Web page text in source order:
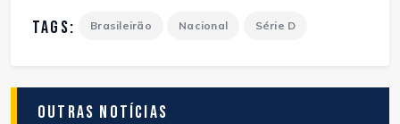
TAGS: Brasileirão Nacional Série D
Outras Notícias